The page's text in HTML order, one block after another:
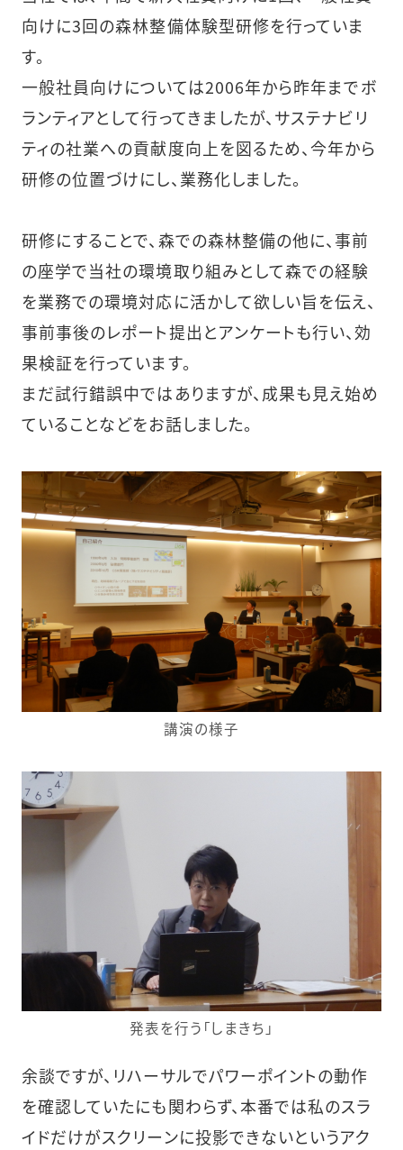
向けに3回の森林整備体験型研修を行っていま
す。
一般社員向けについては2006年から昨年までボ
ランティアとして行ってきましたが、サステナビリ
ティの社業への貢献度向上を図るため、今年から
研修の位置づけにし、業務化しました。
研修にすることで、森での森林整備の他に、事前
の座学で当社の環境取り組みとして森での経験
を業務での環境対応に活かして欲しい旨を伝え、
事前事後のレポート提出とアンケートも行い、効
果検証を行っています。
まだ試行錯誤中ではありますが、成果も見え始め
ていることなどをお話しました。
講演の様子
発表を行う「しまきち」
余談ですが、リハーサルでパワーポイントの動作
を確認していたにも関わらず、本番では私のスラ
イドだけがスクリーンに投影できないというアク